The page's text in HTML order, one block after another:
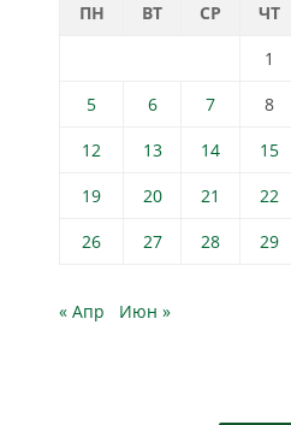
ПН ВТ СР ЧТ
1
5
6 7 8
12
13 14 15
19
20 21 22
26
27 28 29
« Апр Июн »